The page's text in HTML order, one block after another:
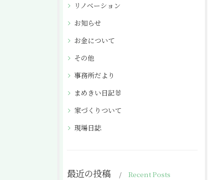
リノベーション
お知らせ
お金について
その他
事務所だより
まめきい日記🐰
家づくりついて
現場日誌
最近の投稿 Recent Posts